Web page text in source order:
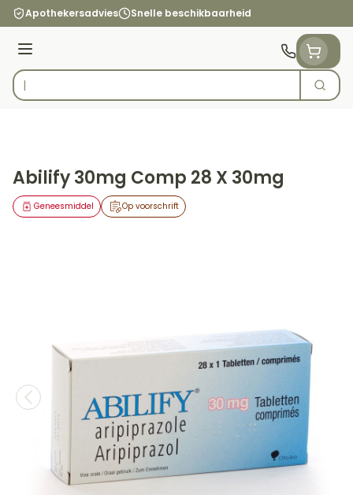
Ga naar de inhoud
Apothekersadvies Snelle beschikbaarheid
Menu
Product, merk, categorie...
Zoek
Abilify 30mg Comp 28 X 30mg
Op voorschrift
Geneesmiddel